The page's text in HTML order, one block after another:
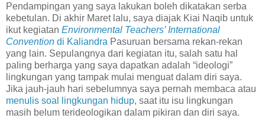
Pendampingan yang saya lakukan boleh dikatakan serba
kebetulan. Di akhir Maret lalu, saya diajak Kiai Naqib untuk
ikut kegiatan Environmental Teachers’ International
Convention di Kaliandra Pasuruan bersama rekan-rekan
yang lain. Sepulangnya dari kegiatan itu, salah satu hal
paling berharga yang saya dapatkan adalah “ideologi”
lingkungan yang tampak mulai menguat dalam diri saya.
Jika jauh-jauh hari sebelumnya saya pernah membaca atau
menulis soal lingkungan hidup, saat itu isu lingkungan
masih belum terideologikan dalam pikiran dan diri saya.